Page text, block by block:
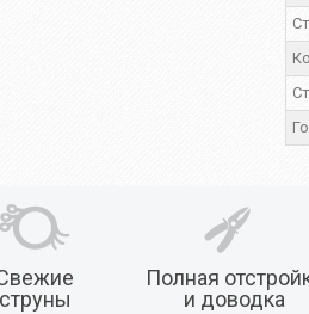
струны
Полная
и доводка